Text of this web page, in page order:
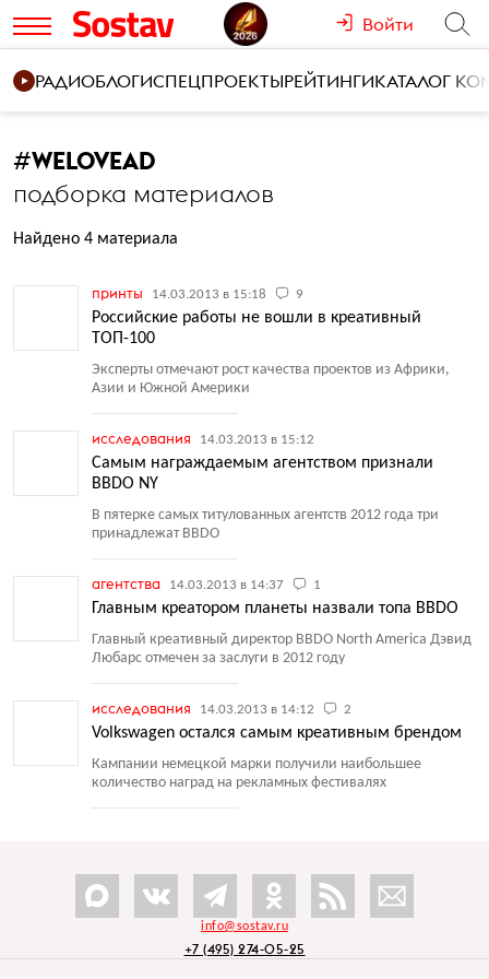
Войти
РАДИОБЛОГИСПЕЦПРОЕКТЫРЕЙТИНГИКАТАЛОГ
#WELOVEAD
подборка материалов
Найдено 4 материала
принты 14.03.2013 в 15:18 9
Российские работы не вошли в креативный
ТОП-100
Эксперты отмечают рост качества проектов из Африки,
Азии и Южной Америки
исследования 14.03.2013 в 15:12
Самым награждаемым агентством признали
BBDO NY
В пятерке самых титулованных агентств 2012 года три
принадлежат BBDO
агентства 14.03.2013 в 14:37 1
Главным креатором планеты назвали топа BBDO
Главный креативный директор BBDO North America Дэвид
Любарс отмечен за заслуги в 2012 году
исследования 14.03.2013 в 14:12 2
Volkswagen остался самым креативным брендом
Кампании немецкой марки получили наибольшее
количество наград на рекламных фестивалях
info@sostav.ru
+7 (495) 274-05-25